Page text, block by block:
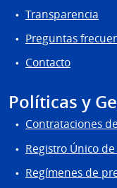
Transparencia
Preguntas
Contacto
Políticas y
Contrataciones
Registro Único
Regímenes de